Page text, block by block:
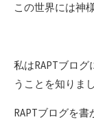
この世界には神
私はRAPTブロ
うことを知りまし
RAPTブログを